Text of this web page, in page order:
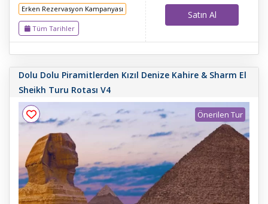
Erken Rezervasyon Kampanyası
Tüm Tarihler
Satın Al
Dolu Dolu Piramitlerden Kızıl Denize Kahire & Sharm El
Sheikh Turu Rotası V4
Önerilen Tur